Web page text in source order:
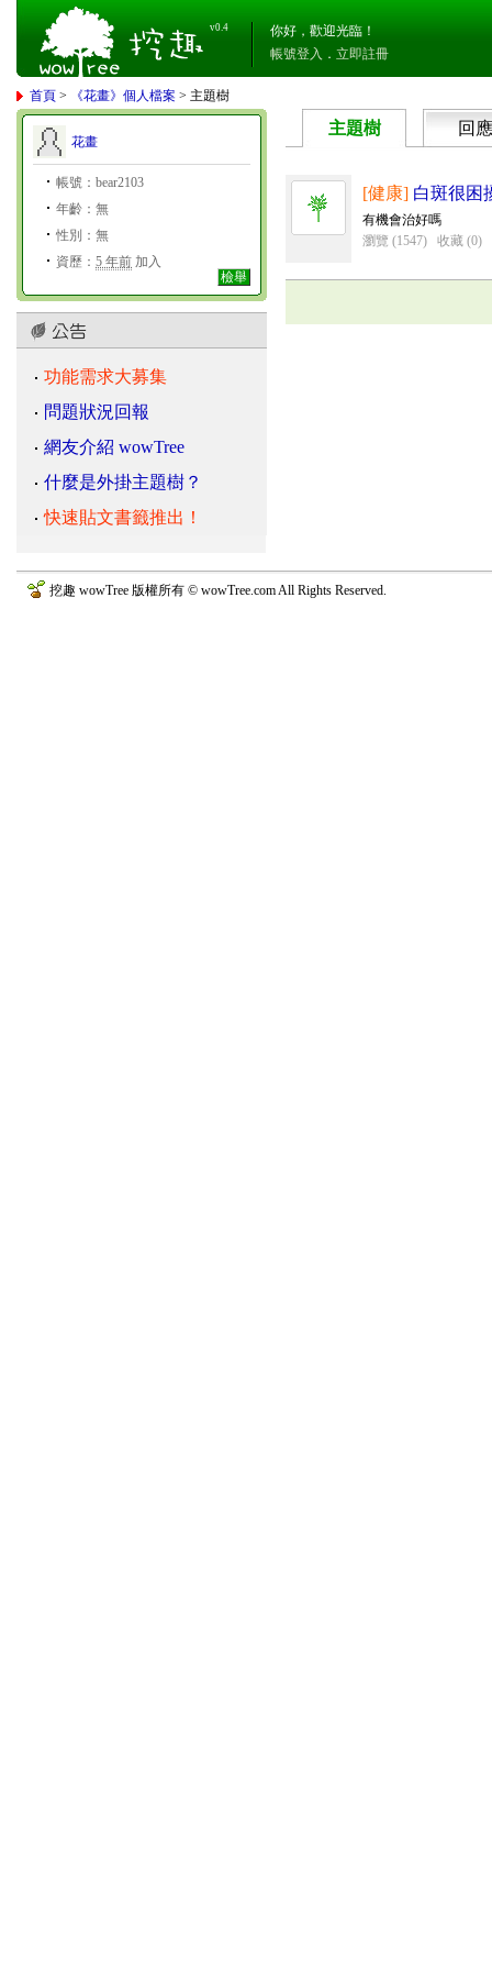
v0.4
你好，歡迎光臨！
帳號登入 ． 立即註冊
首頁 > 《花畫》個人檔案 > 主題樹
花畫
帳號：bear2103
年齡：無
性別：無
資歷： 5 年前 加入
檢舉
功能需求大募集
問題狀況回報
網友介紹 wowTree
什麼是外掛主題樹？
快速貼文書籤推出！
主題樹 回應
[健康] 白斑很困
有機會治好嗎
瀏覽 (1547)
收藏 (0)
挖趣 wowTree 版權所有 © wowTree.com All Rights Reserved.